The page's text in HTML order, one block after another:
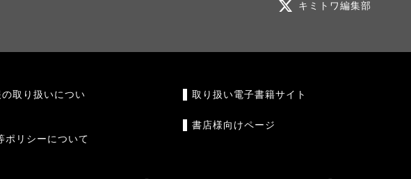
キミトワ編集部
取り扱いについ
ポリシーについて
取り扱い電子書籍サイト
書店様向けページ